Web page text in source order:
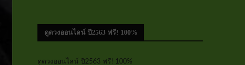
ดูดวงออนไลน์ ปี2563 ฟรี! 100%
ดูดวงออนไลน์ ปี2563 ฟรี! 100%